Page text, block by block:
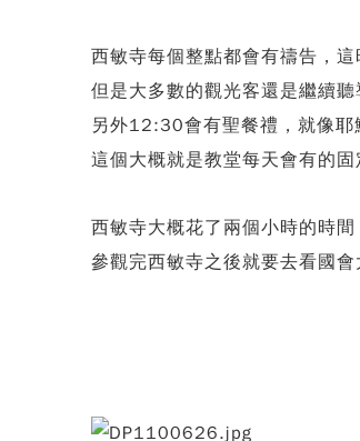
西敏寺每個整點都會有禱告，
但是大多數的觀光客還是繼續聽
另外12:30會有聖餐禮，就像耶
這個大概就是教堂每天會有的固
西敏寺大概花了兩個小時的時間
參觀完西敏寺之後就要去看國會